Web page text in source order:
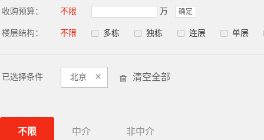
收购预算： 不限 万 确定
楼层结构： 不限 多栋 独栋 连层 单层
已选择条件 北京 × 清空全部
不限 中介 非中介